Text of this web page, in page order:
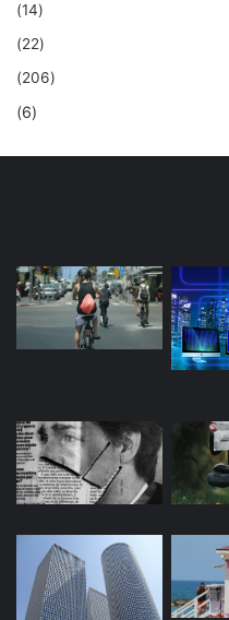
(14)
(22)
(206)
(6)